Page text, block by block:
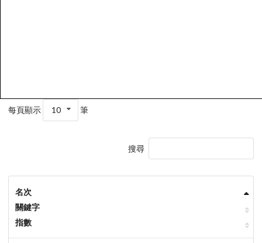
每頁顯示 10 筆
搜尋
名次
關鍵字
指數